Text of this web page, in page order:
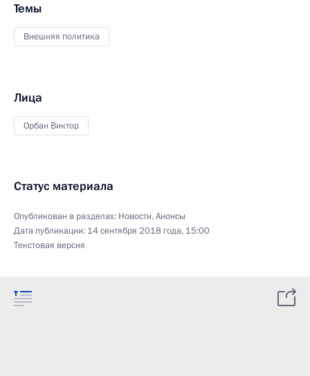
Темы
Внешняя политика
Лица
Орбан Виктор
Статус материала
Опубликован в разделах: Новости,Анонсы
Дата публикации: 14 сентября 2018 года, 15:00
Текстовая версия